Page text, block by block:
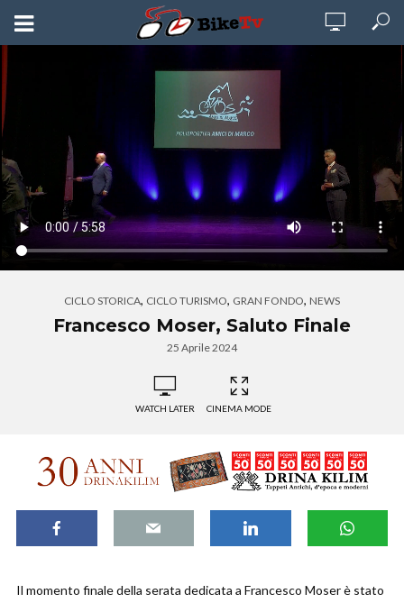
CICLO STORICA, CICLO TURISMO, GRAN FONDO, NEWS
Francesco Moser, Saluto Finale
25 Aprile 2024
WATCH LATER CINEMA MODE
Il momento finale della serata dedicata a Francesco Moser è stato